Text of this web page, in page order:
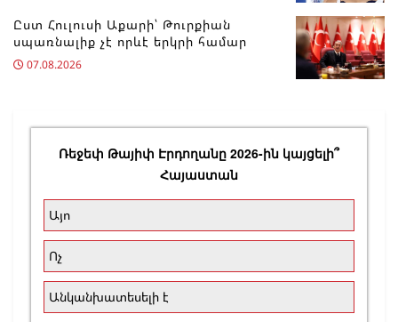
Ըստ Հուլուսի Աքարի՝ Թուրքիան
սպառնալիք չէ որևէ երկրի համար
07.08.2026
Ռեջեփ Թայիփ Էրդողանը 2026-ին կայցելի՞
Հայաստան
Այո
Ոչ
Անկանխատեսելի է